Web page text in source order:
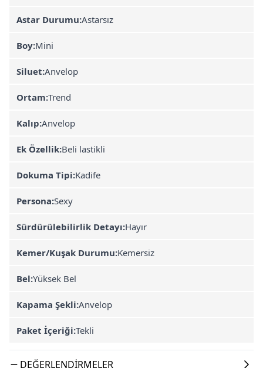
Astar Durumu:Astarsız
Boy:Mini
Siluet:Anvelop
Ortam:Trend
Kalıp:Anvelop
Ek Özellik:Beli lastikli
Dokuma Tipi:Kadife
Persona:Sexy
Sürdürülebilirlik Detayı:Hayır
Kemer/Kuşak Durumu:Kemersiz
Bel:Yüksek Bel
Kapama Şekli:Anvelop
Paket İçeriği:Tekli
DEĞERLENDIRMELER